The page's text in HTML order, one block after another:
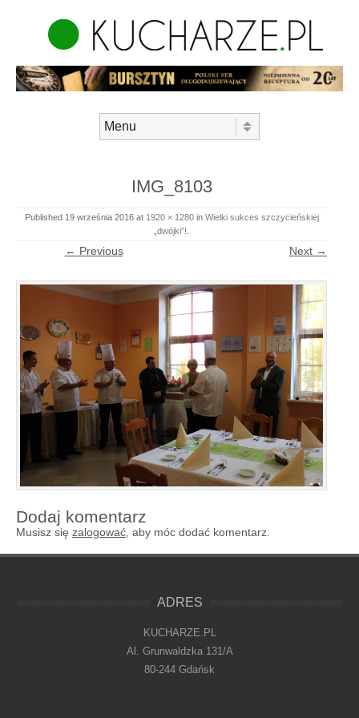
IMG_8103
Published 19 września 2016at 1920 × 1280in Wielki sukces szczycieńskiej
„dwójki”!
← Previous Next →
Dodaj komentarz
Musisz się zalogować , aby móc dodać komentarz.
ADRES
KUCHARZE.PL
Al. Grunwaldzka 131/A
80-244 Gdańsk